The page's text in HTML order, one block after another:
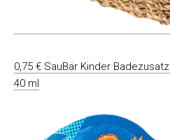
0,75 € SauBär Kinder
40 ml